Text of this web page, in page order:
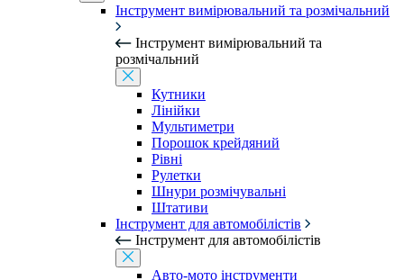
Інструмент вимірювальний та розмічальний
Інструмент вимірювальний та
розмічальний
Кутники
Лінійки
Мультиметри
Порошок крейдяний
Рівні
Рулетки
Шнури розмічувальні
Штативи
Інструмент для автомобілістів
Інструмент для автомобілістів
Авто-мото інструменти